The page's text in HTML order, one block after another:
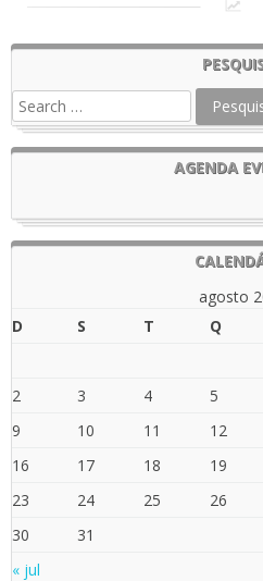
AGENDA
agosto
D
S T Q
2
3 4 5
9
10 11 12
16
17 18 19
23
24 25 26
30
31
« jul